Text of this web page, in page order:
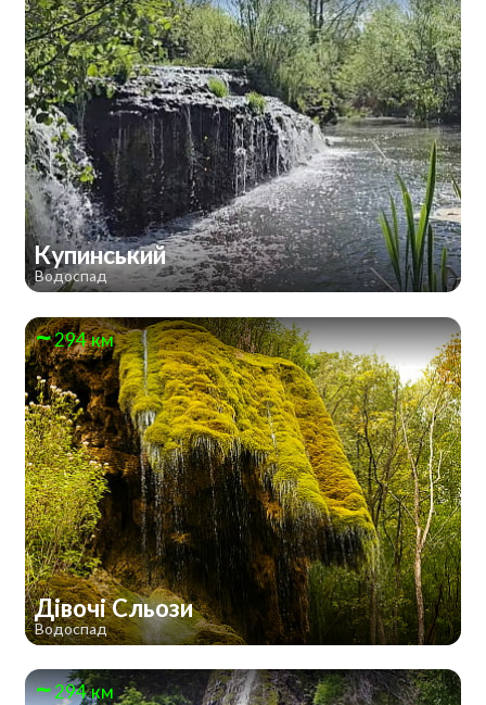
Купинський
Водоспад
294 км
Дівочі Сльози
Водоспад
294 км